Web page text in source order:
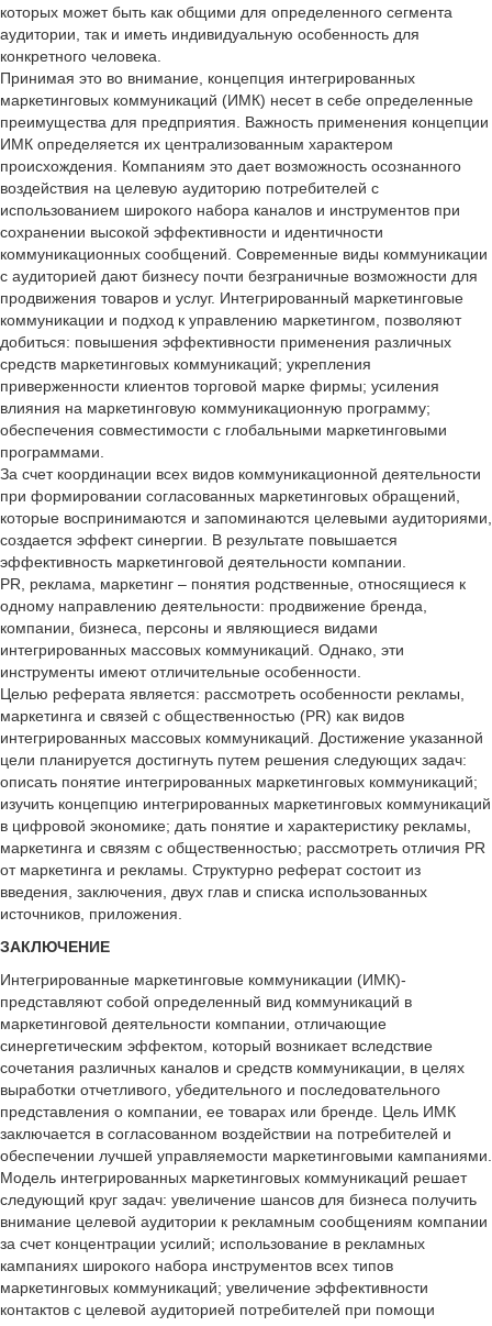
которых может быть как общими для определенного сегмента
аудитории, так и иметь индивидуальную особенность для
конкретного человека.
Принимая это во внимание, концепция интегрированных
маркетинговых коммуникаций (ИМК) несет в себе определенные
преимущества для предприятия. Важность применения концепции
ИМК определяется их централизованным характером
происхождения. Компаниям это дает возможность осознанного
воздействия на целевую аудиторию потребителей с
использованием широкого набора каналов и инструментов при
сохранении высокой эффективности и идентичности
коммуникационных сообщений. Современные виды коммуникации
с аудиторией дают бизнесу почти безграничные возможности для
продвижения товаров и услуг. Интегрированный маркетинговые
коммуникации и подход к управлению маркетингом, позволяют
добиться: повышения эффективности применения различных
средств маркетинговых коммуникаций; укрепления
приверженности клиентов торговой марке фирмы; усиления
влияния на маркетинговую коммуникационную программу;
обеспечения совместимости с глобальными маркетинговыми
программами.
За счет координации всех видов коммуникационной деятельности
при формировании согласованных маркетинговых обращений,
которые воспринимаются и запоминаются целевыми аудиториями,
создается эффект синергии. В результате повышается
эффективность маркетинговой деятельности компании.
PR, реклама, маркетинг – понятия родственные, относящиеся к
одному направлению деятельности: продвижение бренда,
компании, бизнеса, персоны и являющиеся видами
интегрированных массовых коммуникаций. Однако, эти
инструменты имеют отличительные особенности.
Целью реферата является: рассмотреть особенности рекламы,
маркетинга и связей с общественностью (PR) как видов
интегрированных массовых коммуникаций. Достижение указанной
цели планируется достигнуть путем решения следующих задач:
описать понятие интегрированных маркетинговых коммуникаций;
изучить концепцию интегрированных маркетинговых коммуникаций
в цифровой экономике; дать понятие и характеристику рекламы,
маркетинга и связям с общественностью; рассмотреть отличия PR
от маркетинга и рекламы. Структурно реферат состоит из
введения, заключения, двух глав и списка использованных
источников, приложения.
ЗАКЛЮЧЕНИЕ
Интегрированные маркетинговые коммуникации (ИМК)-
представляют собой определенный вид коммуникаций в
маркетинговой деятельности компании, отличающие
синергетическим эффектом, который возникает вследствие
сочетания различных каналов и средств коммуникации, в целях
выработки отчетливого, убедительного и последовательного
представления о компании, ее товарах или бренде. Цель ИМК
заключается в согласованном воздействии на потребителей и
обеспечении лучшей управляемости маркетинговыми кампаниями.
Модель интегрированных маркетинговых коммуникаций решает
следующий круг задач: увеличение шансов для бизнеса получить
внимание целевой аудитории к рекламным сообщениям компании
за счет концентрации усилий; использование в рекламных
кампаниях широкого набора инструментов всех типов
маркетинговых коммуникаций; увеличение эффективности
контактов с целевой аудиторией потребителей при помощи